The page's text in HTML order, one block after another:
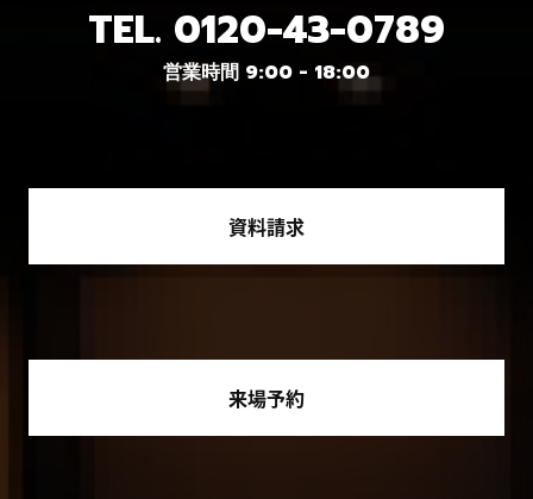
TEL. 0120-43-0789
営業時間 9:00 - 18:00
資料請求
来場予約